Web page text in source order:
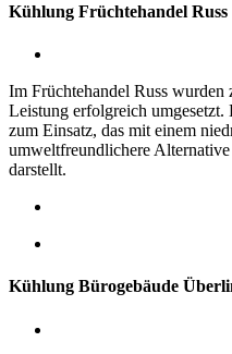
Kühlung Früchtehandel Russ
Im Früchtehandel Russ
Leistung erfolgreich
zum Einsatz, das mit einem
umweltfreundlichere
darstellt.
Kühlung Bürogebäude